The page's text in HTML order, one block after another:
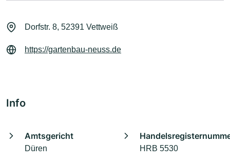
Dorfstr. 8, 52391 Vettweiß
https://gartenbau-neuss.de
Info
Amtsgericht
Düren HRB 5530